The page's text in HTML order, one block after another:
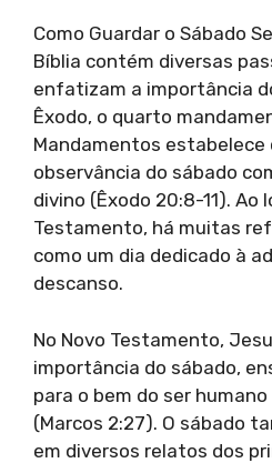
Como Guardar o Sábado
Bíblia contém diversas
enfatizam a importância
Êxodo, o quarto
Mandamentos estabelece
observância do sábado
divino (Êxodo 20:8-11). Ao
Testamento, há muitas
como um dia dedicado à
descanso.
No Novo Testamento,
importância do sábado,
para o bem do ser
(Marcos 2:27). O sábado
em diversos relatos dos